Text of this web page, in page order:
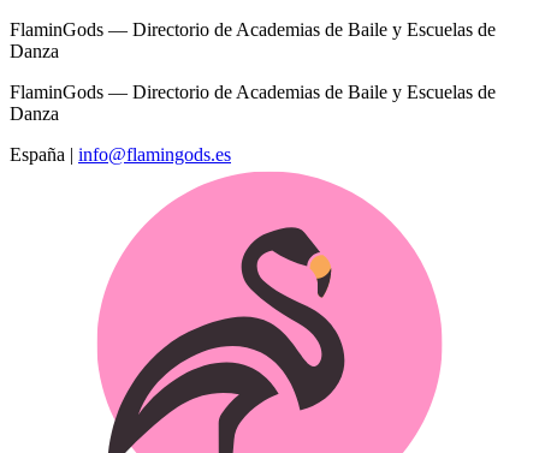
FlaminGods — Directorio de Academias de Baile y Escuelas de
Danza
FlaminGods — Directorio de Academias de Baile y Escuelas de
Danza
España | info@flamingods.es